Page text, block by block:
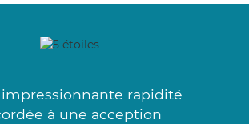
impressionnante rapidité
à une acception